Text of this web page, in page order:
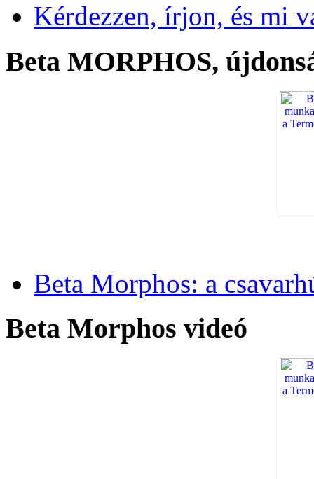
Kérdezzen, írjon, és mi
Beta MORPHOS,
Beta Morphos: a
Beta Morphos videó